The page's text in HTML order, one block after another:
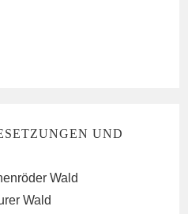
UND
Wald
Wald